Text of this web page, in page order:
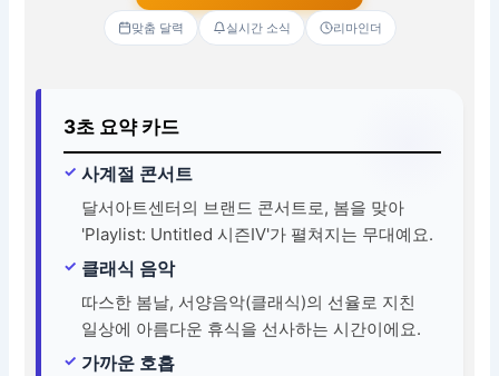
맞춤 달력 실시간 소식 리마인더
3초 요약 카드
사계절 콘서트
달서아트센터의 브랜드 콘서트로, 봄을 맞아
'Playlist: Untitled 시즌Ⅳ'가 펼쳐지는 무대예요.
클래식 음악
따스한 봄날, 서양음악(클래식)의 선율로 지친
일상에 아름다운 휴식을 선사하는 시간이에요.
가까운 호흡